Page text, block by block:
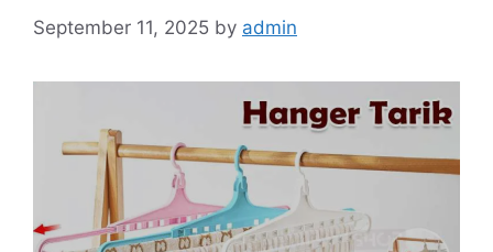
September 11, 2025 by admin